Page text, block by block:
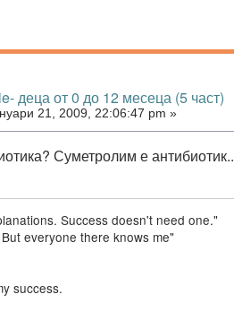
деца от 0 до 12 месеца (5 част)
21, 2009, 22:06:47 pm »
Суметролим е
Success doesn't need one."
everyone there knows me"
success.